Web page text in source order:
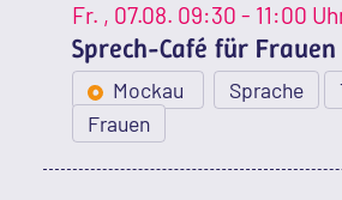
Fr. , 07.08. 09:30 - 11:00
Sprech-Café für Frauen
Mockau Sprache
Frauen